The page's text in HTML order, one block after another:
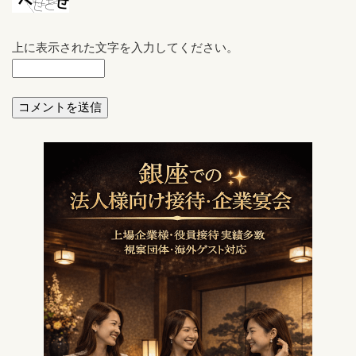
上に表示された文字を入力してください。